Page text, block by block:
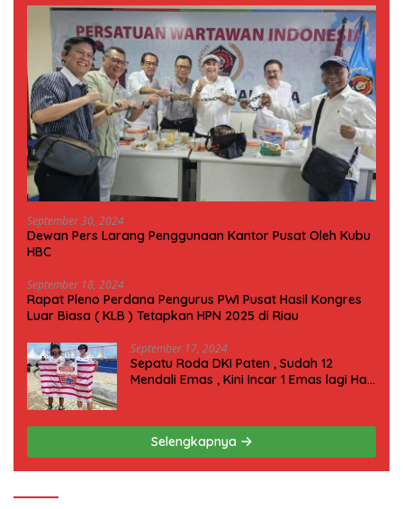
September 30, 2024
Dewan Pers Larang Penggunaan Kantor Pusat Oleh Kubu
HBC
September 18, 2024
Rapat Pleno Perdana Pengurus PWI Pusat Hasil Kongres
Luar Biasa ( KLB ) Tetapkan HPN 2025 di Riau
September 17, 2024
Sepatu Roda DKI Paten , Sudah 12
Mendali Emas , Kini Incar 1 Emas lagi Hari
Selengkapnya